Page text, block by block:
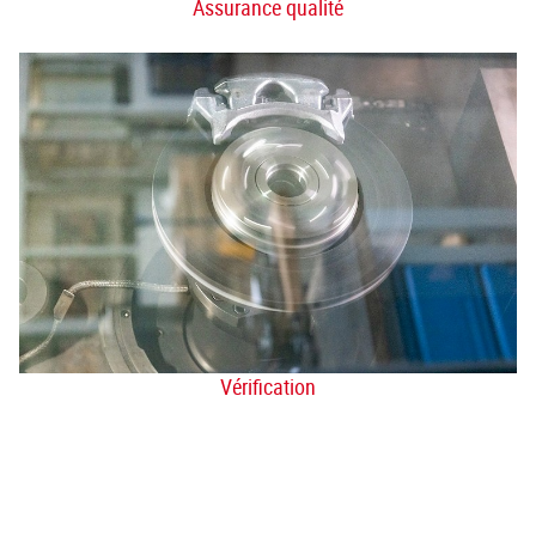
Assurance qualité
Vérification